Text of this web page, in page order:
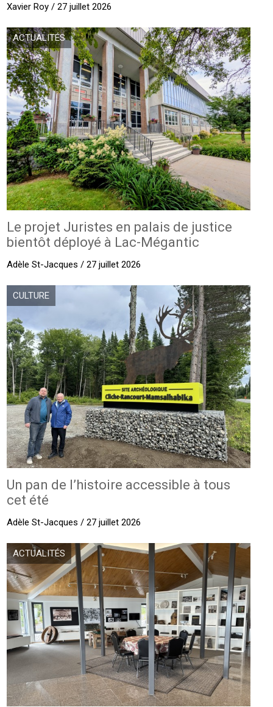
Xavier Roy / 27 juillet 2026
ACTUALITÉS
Le projet Juristes en palais de justice
bientôt déployé à Lac-Mégantic
Adèle St-Jacques / 27 juillet 2026
CULTURE
Un pan de l’histoire accessible à tous
cet été
Adèle St-Jacques / 27 juillet 2026
ACTUALITÉS